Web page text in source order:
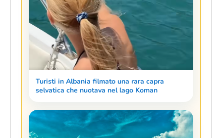
Turisti in Albania filmato una rara capra
selvatica che nuotava nel lago Koman